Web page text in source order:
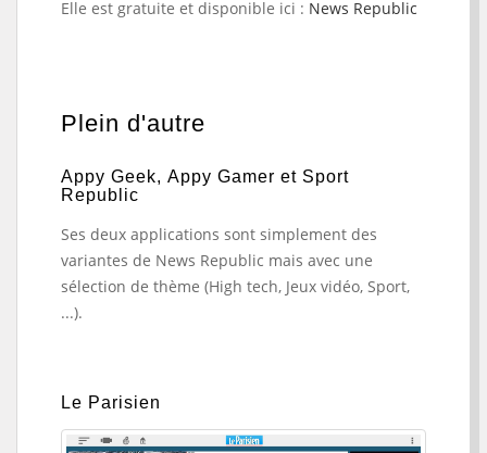
Elle est gratuite et disponible ici : News Republic
Plein d'autre
Appy Geek, Appy Gamer et Sport
Republic
Ses deux applications sont simplement des
variantes de News Republic mais avec une
sélection de thème (High tech, Jeux vidéo, Sport,
...).
Le Parisien